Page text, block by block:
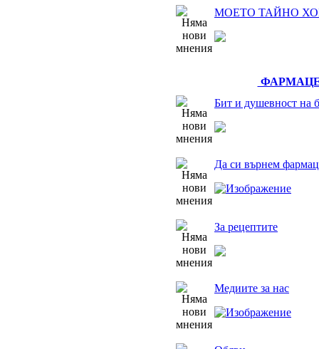
МОЕТО ТАЙНО
Бит и душевност на
Да си върнем
За рецептите
Медиите за нас